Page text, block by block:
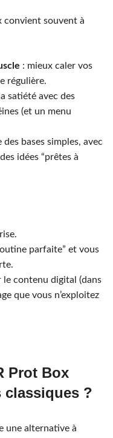
convient souvent à
: mieux caler vos
régulière.
satiété avec des
(et un menu
des bases simples, avec
idées “prêtes à
parfaite” et vous
le contenu digital (dans
que vous n’exploitez
Prot Box
classiques ?
une alternative à